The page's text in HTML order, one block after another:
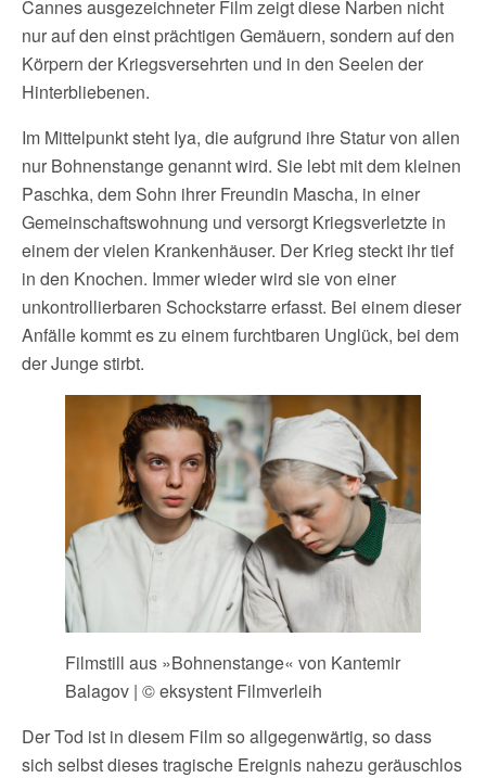
Cannes ausgezeichneter Film zeigt diese Narben nicht
nur auf den einst prächtigen Gemäuern, sondern auf den
Körpern der Kriegsversehrten und in den Seelen der
Hinterbliebenen.
Im Mittelpunkt steht Iya, die aufgrund ihre Statur von allen
nur Bohnenstange genannt wird. Sie lebt mit dem kleinen
Paschka, dem Sohn ihrer Freundin Mascha, in einer
Gemeinschaftswohnung und versorgt Kriegsverletzte in
einem der vielen Krankenhäuser. Der Krieg steckt ihr tief
in den Knochen. Immer wieder wird sie von einer
unkontrollierbaren Schockstarre erfasst. Bei einem dieser
Anfälle kommt es zu einem furchtbaren Unglück, bei dem
der Junge stirbt.
Filmstill aus »Bohnenstange« von Kantemir
Balagov | © eksystent Filmverleih
Der Tod ist in diesem Film so allgegenwärtig, so dass
sich selbst dieses tragische Ereignis nahezu geräuschlos